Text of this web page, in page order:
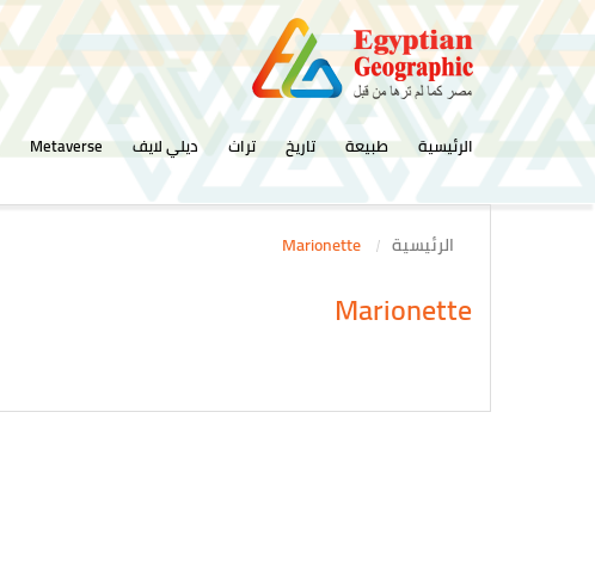
الرئيسية طبيعة تاريخ تراث ديلي لايف Metaverse
الرئيسية
Marionette